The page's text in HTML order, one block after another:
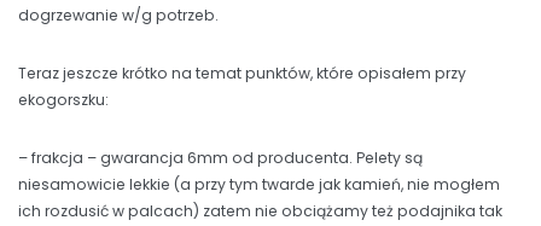
dogrzewanie w/g potrzeb.
Teraz jeszcze krótko na temat punktów, które opisałem przy
ekogorszku:
– frakcja – gwarancja 6mm od producenta. Pelety są
niesamowicie lekkie (a przy tym twarde jak kamień, nie mogłem
ich rozdusić w palcach) zatem nie obciążamy też podajnika tak